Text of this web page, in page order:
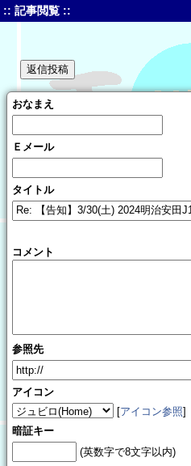
:: 記事閲覧 ::
おなまえ
Ｅメール
タイトル
コメント
参照先
アイコン
[アイコン参照]
暗証キー
(英数字で8文字以内)